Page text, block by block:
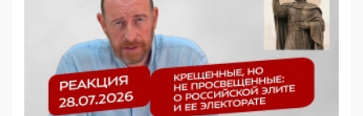
09:43, 01 Июня 2026
5G за счет здоровья граждан: Минцифры намерено
отобрать у регионов и муниципалитетов право
защищать жилые дома и социальные объекты от
05:58, 26 Мая 2026
Роскомнадзор освободили от борца с